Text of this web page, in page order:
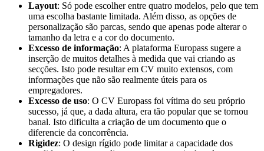
Layout: Só pode escolher entre quatro modelos, pelo que tem
uma escolha bastante limitada. Além disso, as opções de
personalização são parcas, sendo que apenas pode alterar o
tamanho da letra e a cor do documento.
Excesso de informação: A plataforma Europass sugere a
inserção de muitos detalhes à medida que vai criando as
secções. Isto pode resultar em CV muito extensos, com
informações que não são realmente úteis para os
empregadores.
Excesso de uso: O CV Europass foi vítima do seu próprio
sucesso, já que, a dada altura, era tão popular que se tornou
banal. Isto dificulta a criação de um documento que o
diferencie da concorrência.
Rigidez: O design rígido pode limitar a capacidade dos